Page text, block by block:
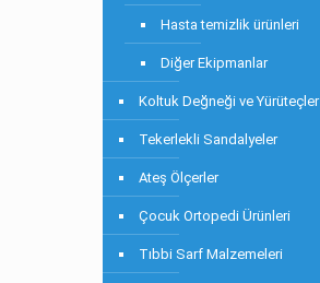
Hasta temizlik ürünleri
Diğer Ekipmanlar
Koltuk Değneği ve Yürüteçler
Tekerlekli Sandalyeler
Ateş Ölçerler
Çocuk Ortopedi Ürünleri
Tıbbi Sarf Malzemeleri